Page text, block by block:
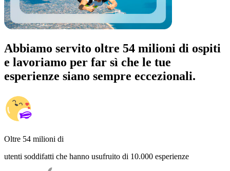
Abbiamo servito oltre 54 milioni di ospiti
e lavoriamo per far sì che le tue
esperienze siano sempre eccezionali.
Oltre 54 milioni di
utenti soddifatti che hanno usufruito di 10.000 esperienze